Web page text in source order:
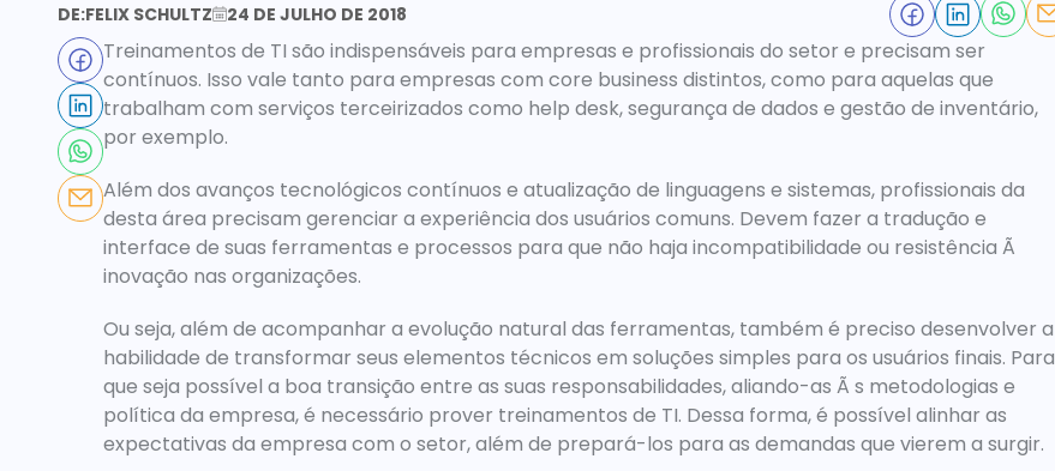
DE:FELIX SCHULTZ 24 DE JULHO DE 2018
Treinamentos de TI são indispensáveis para empresas e profissionais do setor e precisam ser
contínuos. Isso vale tanto para empresas com core business distintos, como para aquelas que
trabalham com serviços terceirizados como help desk, segurança de dados e gestão de inventário,
por exemplo.
Além dos avanços tecnológicos contínuos e atualização de linguagens e sistemas, profissionais da
desta área precisam gerenciar a experiência dos usuários comuns. Devem fazer a tradução e
interface de suas ferramentas e processos para que não haja incompatibilidade ou resistência Ã
inovação nas organizações.
Ou seja, além de acompanhar a evolução natural das ferramentas, também é preciso desenvolver a
habilidade de transformar seus elementos técnicos em soluções simples para os usuários finais. Para
que seja possível a boa transição entre as suas responsabilidades, aliando-as Ã s metodologias e
política da empresa, é necessário prover treinamentos de TI. Dessa forma, é possível alinhar as
expectativas da empresa com o setor, além de prepará-los para as demandas que vierem a surgir.